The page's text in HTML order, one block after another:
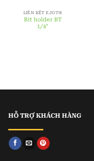
LIÊN KẾT EJOT®
Bit holder BT
1/4″
HỖ TRỢ KHÁCH HÀNG